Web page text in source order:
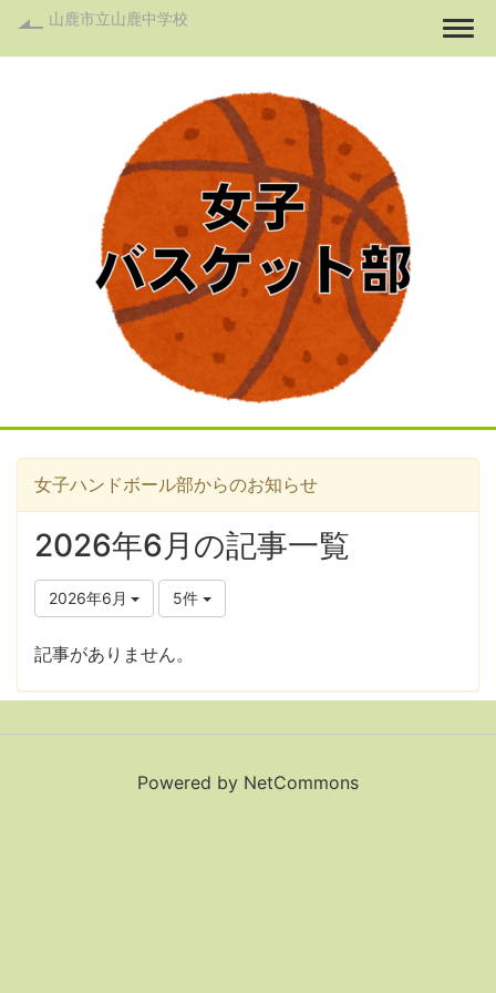
山鹿市立山鹿中学校
女子ハンドボール部からのお知らせ
2026年6月の記事一覧
2026年6月 5件
記事がありません。
Powered by NetCommons